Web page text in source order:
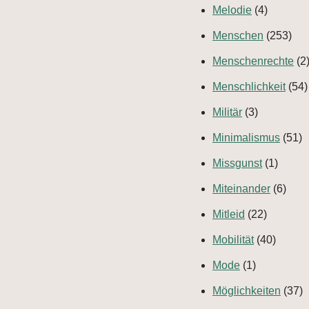
Melodie (4)
Menschen (253)
Menschenrechte (2)
Menschlichkeit(54)
Militär (3)
Minimalismus (51)
Missgunst(1)
Miteinander (6)
Mitleid (22)
Mobilität(40)
Mode (1)
Möglichkeiten (37)